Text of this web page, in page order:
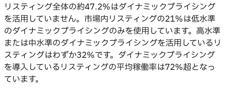
リスティング全体の約47.2%はダイナミックプライシング
を活用していません。市場内リスティングの21%は低水準
のダイナミックプライシングのみを使用しています。高水準
または中水準のダイナミックプライシングを活用しているリ
スティングはわずか32%です。ダイナミックプライシング
を導入しているリスティングの平均稼働率は72%超となっ
ています。